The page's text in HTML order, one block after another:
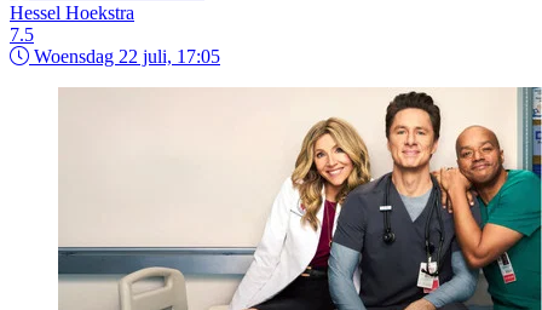
Hessel Hoekstra
7.5
Woensdag 22 juli, 17:05